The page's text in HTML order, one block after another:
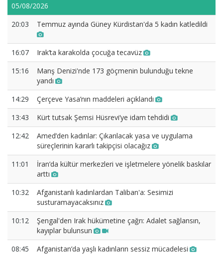
05/08/2026
20:03
Temmuz ayında Güney Kürdistan'da 5 kadın katledildi
16:07
Irak’ta karakolda çocuğa tecavüz
15:16
Manş Denizi'nde 173 göçmenin bulunduğu tekne
yandı
14:29
Çerçeve Yasa’nın maddeleri açıklandı
13:43
Kürt tutsak Şemsi Hüsrevi’ye idam tehdidi
12:42
Amed’den kadınlar: Çıkarılacak yasa ve uygulama
süreçlerinin kararlı takipçisi olacağız
11:01
İran’da kültür merkezleri ve işletmelere yönelik baskılar
arttı
10:32
Afganistanlı kadınlardan Taliban'a: Sesimizi
susturamayacaksınız
10:12
Şengal'den Irak hükümetine çağrı: Adalet sağlansın,
kayıplar bulunsun
08:45
Afganistan’da yaşlı kadınların sessiz mücadelesi